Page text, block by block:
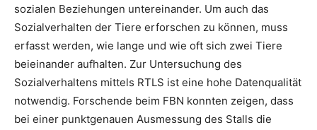
sozialen Beziehungen untereinander. Um auch das
Sozialverhalten der Tiere erforschen zu können, muss
erfasst werden, wie lange und wie oft sich zwei Tiere
beieinander aufhalten. Zur Untersuchung des
Sozialverhaltens mittels RTLS ist eine hohe Datenqualität
notwendig. Forschende beim FBN konnten zeigen, dass
bei einer punktgenauen Ausmessung des Stalls die